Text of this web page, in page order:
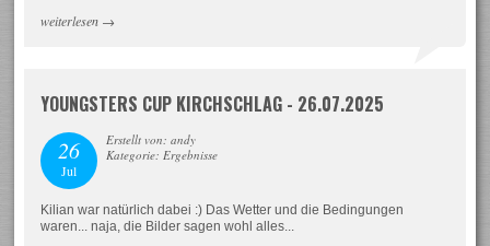
weiterlesen →
YOUNGSTERS CUP KIRCHSCHLAG - 26.07.2025
26
Jul
Erstellt von: andy
Kategorie: Ergebnisse
Kilian war natürlich dabei :) Das Wetter und die Bedingungen
waren... naja, die Bilder sagen wohl alles...